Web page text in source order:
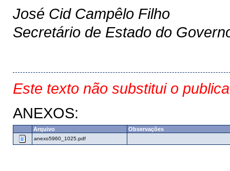
José Cid Campêlo Filho
Secretário de Estado do
Este texto não substitui o
ANEXOS:
Arquivo Observações
anexo5960_1025.pdf